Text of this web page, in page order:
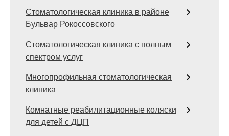
Стоматологическая клиника в районе
Бульвар Рокоссовского
Стоматологическая клиника с полным
спектром услуг
Многопрофильная стоматологическая
клиника
Комнатные реабилитационные коляски
для детей с ДЦП